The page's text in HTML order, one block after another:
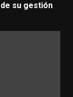
su gestión